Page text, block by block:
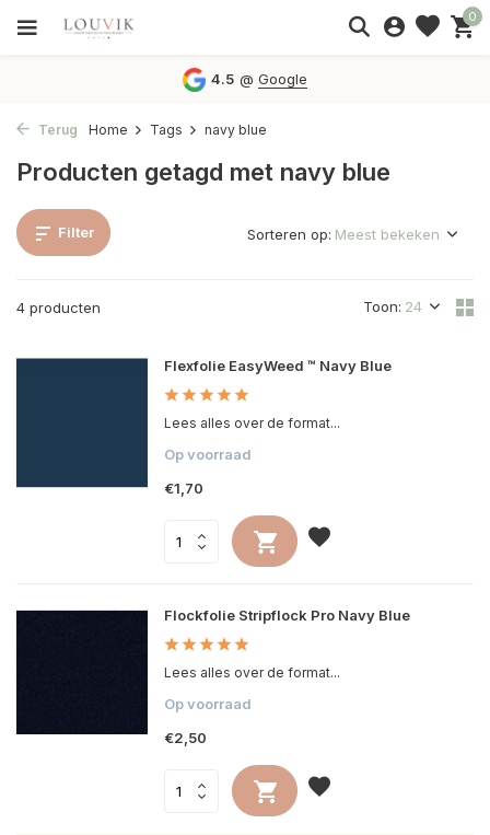
0
4.5 @Google
Terug Home Tags navy blue
Producten getagd met navy blue
Filter
4 producten Toon:
Sorteren op:
Flexfolie EasyWeed ™ Navy Blue
Lees alles over de format...
Op voorraad
€1,70
Flockfolie Stripflock Pro Navy Blue
Lees alles over de format...
Op voorraad
€2,50